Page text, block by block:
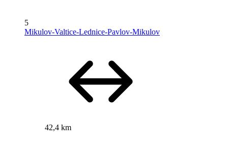
5
Mikulov-Valtice-Lednice-Pavlov-Mikulov
42,4 km